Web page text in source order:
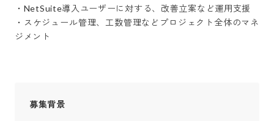
・NetSuite導入ユーザーに対する、改善立案など運用支援
・スケジュール管理、工数管理などプロジェクト全体のマネ
ジメント
募集背景